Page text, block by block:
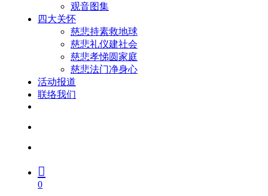
观音图集
四大关怀
慈悲持素救地球
慈悲礼仪建社会
慈悲孝悌圆家庭
慈悲法门净身心
活动报道
联络我们
0